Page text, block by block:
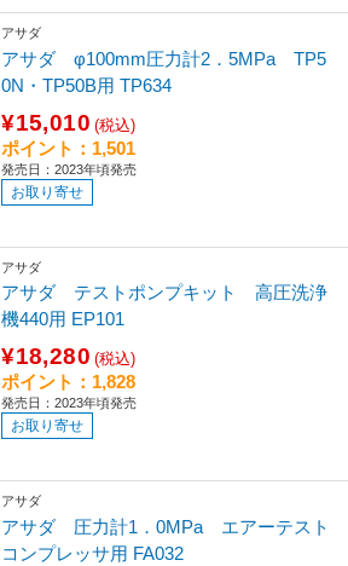
アサダ
アサダ φ100mm圧力計2．5MPa TP5
0N・TP50B用 TP634
¥15,010 (税込)
ポイント：1,501
発売日：2023年頃発売
お取り寄せ
アサダ
アサダ テストポンプキット 高圧洗浄
機440用 EP101
¥18,280 (税込)
ポイント：1,828
発売日：2023年頃発売
お取り寄せ
アサダ
アサダ 圧力計1．0MPa エアーテスト
コンプレッサ用 FA032